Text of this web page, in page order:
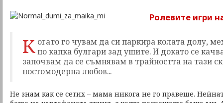
Ролевите игри
К огато го чувам да си паркира колата долу,
по капка булгари зад ушите. И докато се
започвам да се съмнявам в трайността на тази
постомодерна любов...
Не знам как се сетих – мама никога не го правеше.